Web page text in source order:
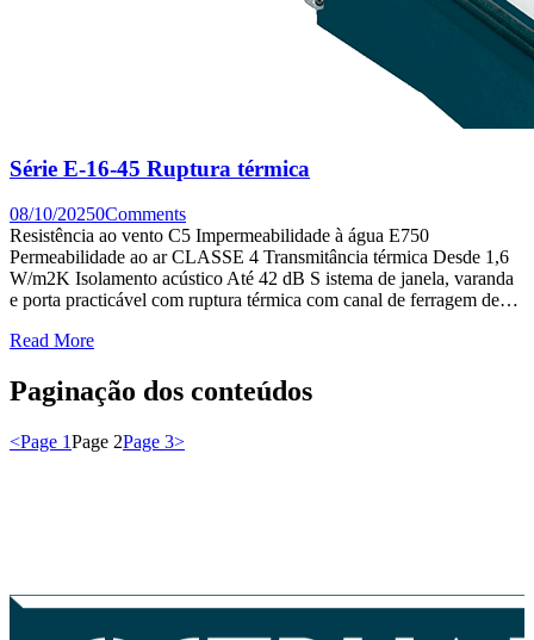
Série E-16-45 Ruptura térmica
08/10/20250Comments
Resistência ao vento C5 Impermeabilidade à água E750
Permeabilidade ao ar CLASSE 4 Transmitância térmica Desde 1,6
W/m2K Isolamento acústico Até 42 dB S istema de janela, varanda
e porta practicável com ruptura térmica com canal de ferragem de…
Read More
Paginação dos conteúdos
<Page 1Page 2Page 3>